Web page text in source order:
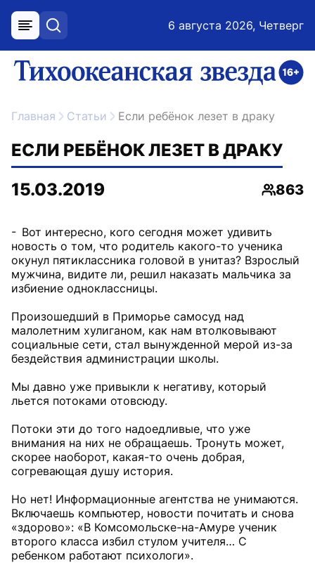
меню поиск 6 августа 2026, Четверг
ссылка на главную
Главная Статьи Если ребёнок лезет в драку
ЕСЛИ РЕБЁНОК ЛЕЗЕТ В ДРАКУ
15.03.2019
863
- Вот интересно, кого сегодня может удивить
новость о том, что родитель какого-то ученика
окунул пятиклассника головой в унитаз? Взрослый
мужчина, видите ли, решил наказать мальчика за
избиение одноклассницы.
Произошедший в Приморье самосуд над
малолетним хулиганом, как нам втолковывают
социальные сети, стал вынужденной мерой из-за
бездействия администрации школы.
Мы давно уже привыкли к негативу, который
льется потоками отовсюду.
Потоки эти до того надоедливые, что уже
внимания на них не обращаешь. Тронуть может,
скорее наоборот, какая-то очень добрая,
согревающая душу история.
Но нет! Информационные агентства не унимаются.
Включаешь компьютер, новости почитать и снова
«здорово»: «В Комсомольске-на-Амуре ученик
второго класса избил стулом учителя… С
ребенком работают психологи».